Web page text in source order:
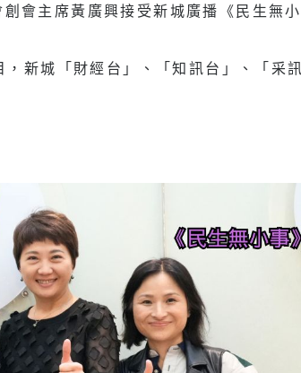
會主席黃廣興接受新城廣播《民生無小
新城「財經台」、「知訊台」、「采訊